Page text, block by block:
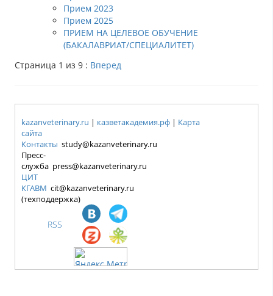
Прием 2023
Прием 2025
ПРИЕМ НА ЦЕЛЕВОЕ ОБУЧЕНИЕ
(БАКАЛАВРИАТ/СПЕЦИАЛИТЕТ)
Страница 1 из 9 : Вперед
kazanveterinary.ru | казветакадемия.рф | Карта
сайта
Контакты study@kazanveterinary.ru
Пресс-
служба press@kazanveterinary.ru
ЦИТ
КГАВМ cit@kazanveterinary.ru
(техподдержка)
RSS